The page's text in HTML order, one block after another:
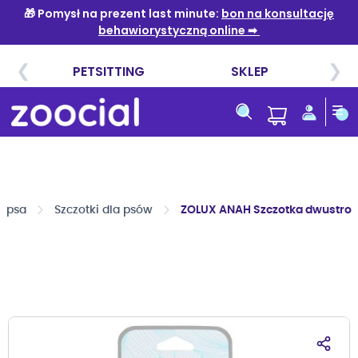
do
treści
psa Szczotki dla psów ZOLUX ANAH Szczotka
Przejdź